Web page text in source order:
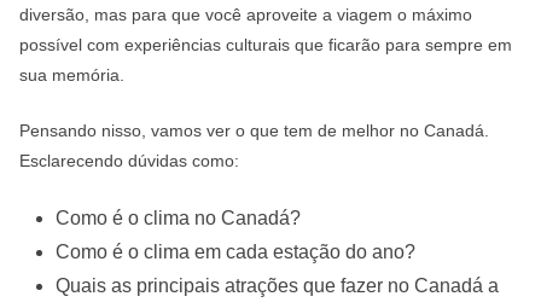
diversão, mas para que você aproveite a viagem o máximo
possível com experiências culturais que ficarão para sempre em
sua memória.
Pensando nisso, vamos ver o que tem de melhor no Canadá.
Esclarecendo dúvidas como:
Como é o clima no Canadá?
Como é o clima em cada estação do ano?
Quais as principais atrações que fazer no Canadá a